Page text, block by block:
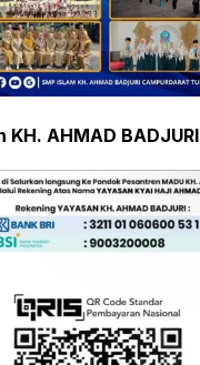
KH. AHMAD BADJURI